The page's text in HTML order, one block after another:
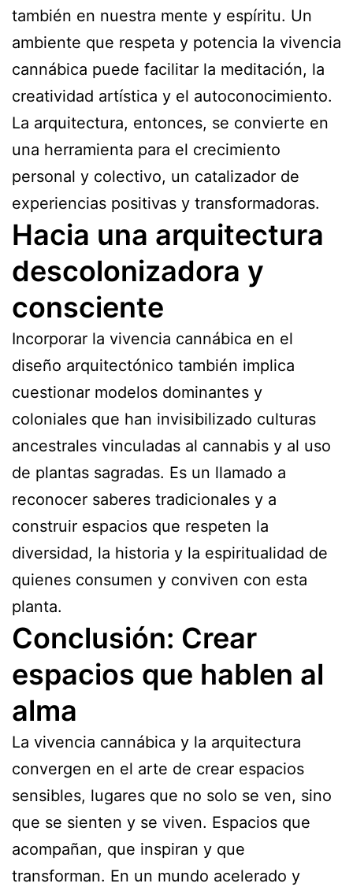
también en nuestra mente y espíritu. Un
ambiente que respeta y potencia la vivencia
cannábica puede facilitar la meditación, la
creatividad artística y el autoconocimiento.
La arquitectura, entonces, se convierte en
una herramienta para el crecimiento
personal y colectivo, un catalizador de
experiencias positivas y transformadoras.
Hacia una arquitectura
descolonizadora y
consciente
Incorporar la vivencia cannábica en el
diseño arquitectónico también implica
cuestionar modelos dominantes y
coloniales que han invisibilizado culturas
ancestrales vinculadas al cannabis y al uso
de plantas sagradas. Es un llamado a
reconocer saberes tradicionales y a
construir espacios que respeten la
diversidad, la historia y la espiritualidad de
quienes consumen y conviven con esta
planta.
Conclusión: Crear
espacios que hablen al
alma
La vivencia cannábica y la arquitectura
convergen en el arte de crear espacios
sensibles, lugares que no solo se ven, sino
que se sienten y se viven. Espacios que
acompañan, que inspiran y que
transforman. En un mundo acelerado y